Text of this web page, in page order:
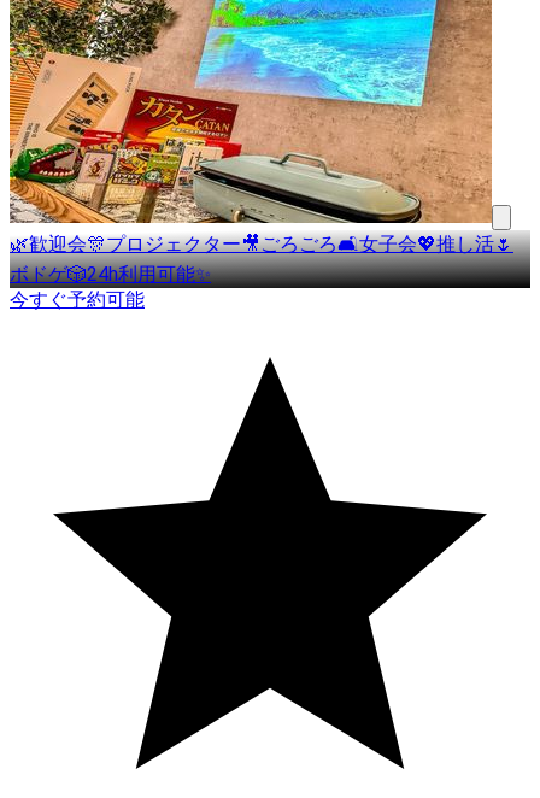
🌿歓迎会🎊プロジェクター🎥ごろごろ🛋女子会💖推し活🌷
ボドゲ🎲24h利用可能✨
今すぐ予約可能